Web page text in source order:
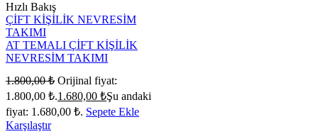
Hızlı Bakış
ÇİFT KİŞİLİK NEVRESİM
TAKIMI
AT TEMALI ÇİFT KİŞİLİK
NEVRESİM TAKIMI
1.800,00₺ Orijinal fiyat:
1.800,00 ₺.1.680,00 ₺Şu andaki
fiyat: 1.680,00 ₺. Sepete Ekle
Karşılaştır